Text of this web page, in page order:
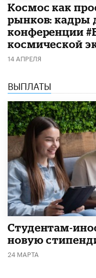
Космос как
рынков: кадры
конференции
космической
14 АПРЕЛЯ
ВЫПЛАТЫ
Студентам-
новую
24 МАРТА